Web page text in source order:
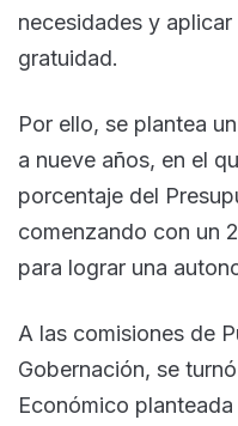
necesidades y
gratuidad.
Por ello, se plantea
a nueve años, en el
porcentaje del
comenzando con un
para lograr una
A las comisiones de
Gobernación, se
Económico